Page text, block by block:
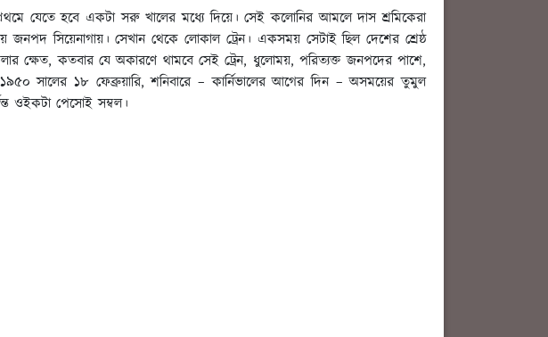
যেতে হবে একটা সরু খালের মধ্যে দিয়ে। সেই কলোনির আমলে দাস শ্রমিকেরা
সিয়েনাগায়। সেখান থেকে লোকাল ট্রেন। একসময় সেটাই ছিল দেশের শ্রেষ্ঠ
ক্ষেত, কতবার যে অকারণে থামবে সেই ট্রেন, ধুলোময়, পরিত্যক্ত জনপদের পাশে,
সালের ১৮ ফেব্রুয়ারি, শনিবারে – কার্নিভালের আগের দিন – অসময়ের তুমুল
ওইকটা পেসোই সম্বল।